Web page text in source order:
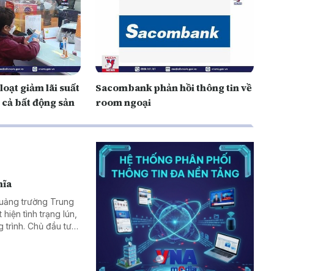
giảm lãi suất
bất động sản
Sacombank phản hồi thông tin về
room ngoại
trường Trung
tình trạng lún,
trình. Chủ đầu tư